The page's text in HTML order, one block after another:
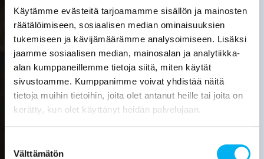
Käytämme evästeitä tarjoamamme sisällön ja mainosten
räätälöimiseen, sosiaalisen median ominaisuuksien
tukemiseen ja kävijämäärämme analysoimiseen. Lisäksi
jaamme sosiaalisen median, mainosalan ja analytiikka-
alan kumppaneillemme tietoja siitä, miten käytät
sivustoamme. Kumppanimme voivat yhdistää näitä
tietoja muihin tietoihin, joita olet antanut heille tai joita on
kerätty, kun olet käyttänyt heidän palvelujaan.
valinta
Välttämätön
tiedot
löytyvät
verottajan
sivuilta.
Laske
viemärin
sukituksen
hinta